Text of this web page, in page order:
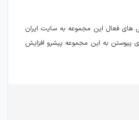
های فعال این مجموعه به سایت ایران
پیوستن به این مجموعه پیشرو افزایش